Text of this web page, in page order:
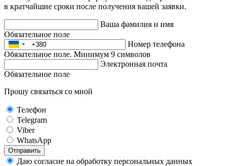
в кратчайшие сроки после получения вашей заявки.
Ваша фамилия и имя
Обязательное поле
Номер телефона
Обязательное поле. Минимум 9 символов
Электронная почта
Обязательное поле
Прошу связаться со мной
Телефон
Telegram
Viber
WhatsApp
Отправить
Даю согласие на обработку персональных данных